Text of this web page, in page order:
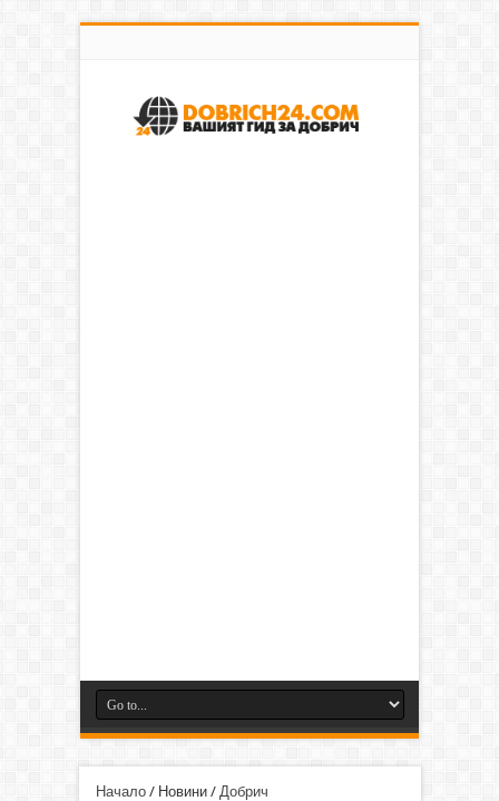
Начало/ Новини/ Добрич